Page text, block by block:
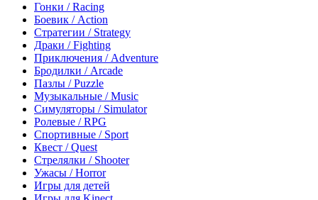
Гонки / Racing
Боевик / Action
Стратегии / Strategy
Драки / Fighting
Приключения / Adventure
Бродилки / Arcade
Пазлы / Puzzle
Музыкальные / Music
Симуляторы / Simulator
Ролевые / RPG
Спортивные / Sport
Квест / Quest
Стрелялки / Shooter
Ужасы / Horror
Игры для детей